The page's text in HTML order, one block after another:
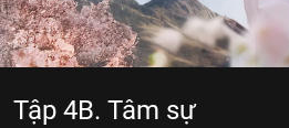
Tập 4B. Tâm sự